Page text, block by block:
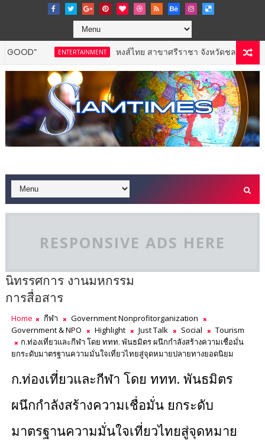
ENTERTAINMENT หงส์ไทย สาขาศรีราชา จังหวัดชลบุรี จัดพิธีเจริญพระพุ
RESPONSIVE ADS HERE
นิทรรศการ งานมหกรรม
การสื่อสาร
Home กีฬา
Government Nonprofitorganization
Government & NPO
Highlight Just Talk Social
Tourism
ก.ท่องเที่ยวและกีฬา โดย ททท. พันธมิตร ผนึกกำลังสร้างความเชื่อมั่น
ยกระดับมาตรฐานความมั่นใจเที่ยวไทยสู่จุดหมายปลายทางยอดนิยม
ก.ท่องเที่ยวและกีฬา โดย ททท. พันธมิตร
ผนึกกำลังสร้างความเชื่อมั่น ยกระดับ
มาตรฐานความมั่นใจเที่ยวไทยสู่จุดหมาย